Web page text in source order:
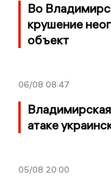
Во
крушение
объект
06/08 08:47
атаке
05/08 20:00